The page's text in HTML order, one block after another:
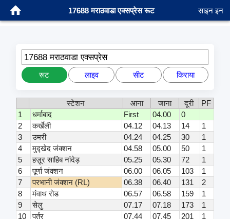
17688 मराठवाडा एक्सप्रेस रूट साइन इन
17688 मराठवाडा एक्सप्रेस
रूट लाइव सीट किराया
स्टेशन आना जाना दूरी
PF
1
धर्माबाद First 04.00
0
2
कर्खेली 04.12 04.13 14
1
3
उमरी 04.24 04.25 30
1
4
मुद्खेद जंक्शन 04.58 05.00 50
1
5
हज़ूर साहिब नांदेड़ 05.25 05.30 72
1
6
पूर्णा जंक्शन 06.00 06.05 103
1
7
परभानी जंक्शन (RL) 06.38 06.40 131
2
8
मंवाथ रोड 06.57 06.58 159
1
9
सेलु 07.17 07.18 173
1
10
पर्तुर 07.44 07.45 201
1